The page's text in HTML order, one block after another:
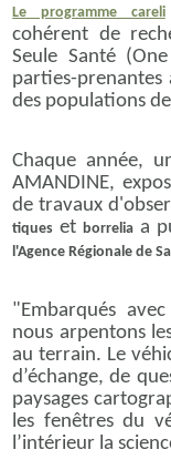
Le programme careli
cohérent de
Seule Santé
parties-prenantes
des populations
Chaque année,
AMANDINE,
de travaux
tiques et borreliaa
l'Agence Régionale de
"Embarqués
nous arpentons
au terrain. Le
d’échange, de
paysages
les fenêtres du
l’intérieur la